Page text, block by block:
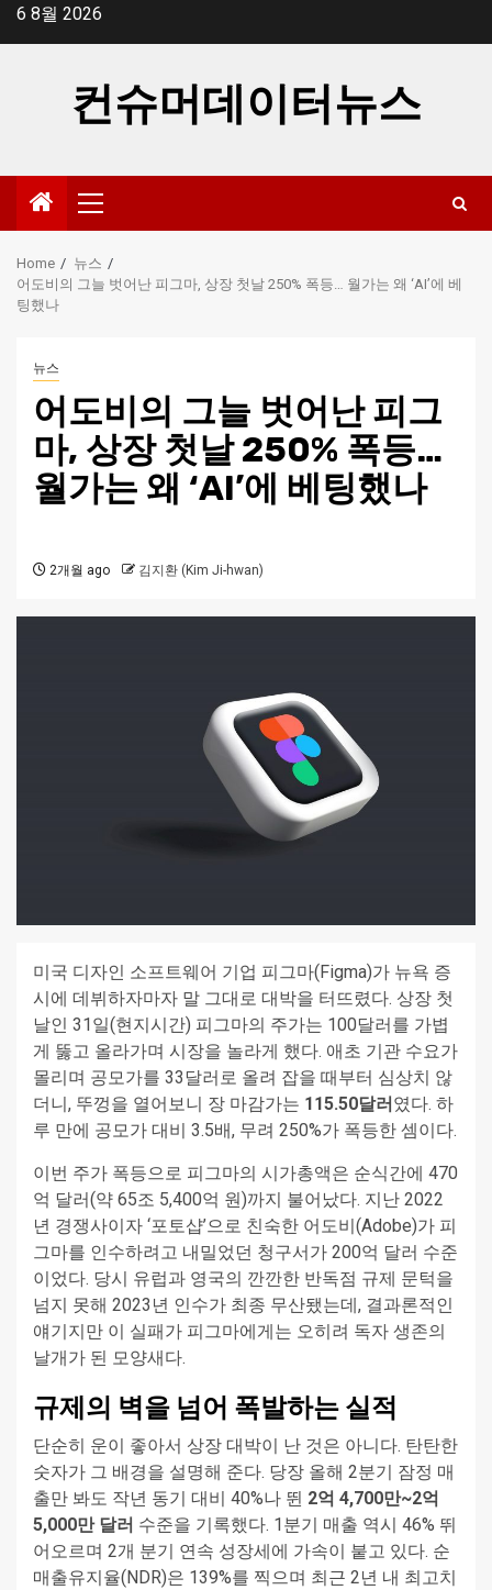
Skip6 8월 2026
컨슈머데이터뉴스
Primary
Menu
Home
뉴스
어도비의 그늘 벗어난 피그마, 상장 첫날 250% 폭등… 월가는 왜 ‘AI’에 베
팅했나
뉴스
어도비의 그늘 벗어난 피그
마, 상장 첫날 250% 폭등…
월가는 왜 ‘AI’에 베팅했나
2개월 ago 김지환 (Kim Ji-hwan)
미국 디자인 소프트웨어 기업 피그마(Figma)가 뉴욕 증
시에 데뷔하자마자 말 그대로 대박을 터뜨렸다. 상장 첫
날인 31일(현지시간) 피그마의 주가는 100달러를 가볍
게 뚫고 올라가며 시장을 놀라게 했다. 애초 기관 수요가
몰리며 공모가를 33달러로 올려 잡을 때부터 심상치 않
더니, 뚜껑을 열어보니 장 마감가는 115.50달러 였다. 하
루 만에 공모가 대비 3.5배, 무려 250%가 폭등한 셈이다.
이번 주가 폭등으로 피그마의 시가총액은 순식간에 470
억 달러(약 65조 5,400억 원)까지 불어났다. 지난 2022
년 경쟁사이자 ‘포토샵’으로 친숙한 어도비(Adobe)가 피
그마를 인수하려고 내밀었던 청구서가 200억 달러 수준
이었다. 당시 유럽과 영국의 깐깐한 반독점 규제 문턱을
넘지 못해 2023년 인수가 최종 무산됐는데, 결과론적인
얘기지만 이 실패가 피그마에게는 오히려 독자 생존의
날개가 된 모양새다.
규제의 벽을 넘어 폭발하는 실적
단순히 운이 좋아서 상장 대박이 난 것은 아니다. 탄탄한
숫자가 그 배경을 설명해 준다. 당장 올해 2분기 잠정 매
출만 봐도 작년 동기 대비 40%나 뛴 2억 4,700만~2억
5,000만 달러 수준을 기록했다. 1분기 매출 역시 46% 뛰
어오르며 2개 분기 연속 성장세에 가속이 붙고 있다. 순
매출유지율(NDR)은 139%를 찍으며 최근 2년 내 최고치